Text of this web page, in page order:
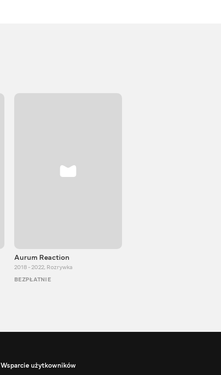
Aurum Reaction
2018 - 2022, Rozrywka
BEZPŁATNIE
Wsparcie użytkowników